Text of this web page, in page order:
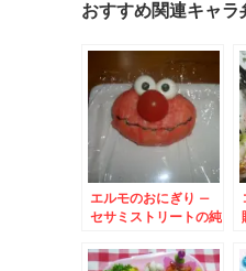
おすすめ関連キャラ
エルモのおにぎり –
セサミストリートの純